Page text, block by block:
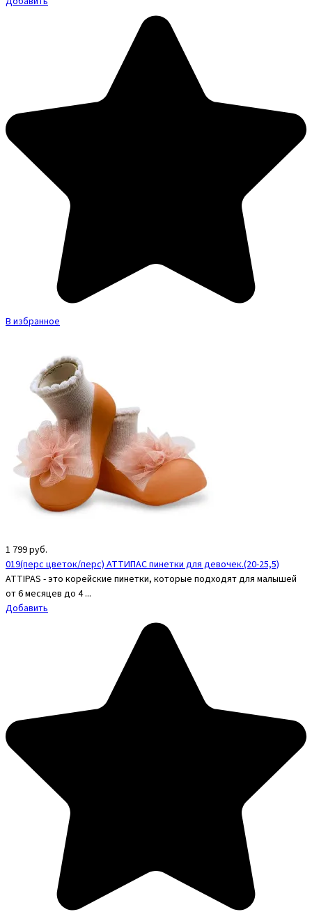
В избранное
1 799руб.
019(перс цветок/перс) АТТИПАС пинетки для девочек.(20-25,5)
ATTIPAS - это корейские пинетки, которые подходят для малышей
от 6 месяцев до 4 ...
Добавить